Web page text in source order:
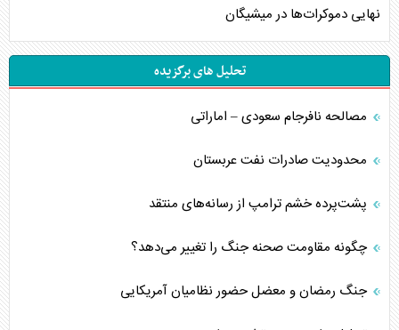
نهایی دموکرات‌ها در میشیگان
تحلیل های برگزیده
مصالحه نافرجام سعودی – اماراتی
محدودیت صادرات نفت عربستان
پشت‌پرده خشم ترامپ از رسانه‌های منتقد
چگونه مقاومت صحنه جنگ را تغییر می‌دهد؟
جنگ رمضان و معضل حضور نظامیان آمریکایی